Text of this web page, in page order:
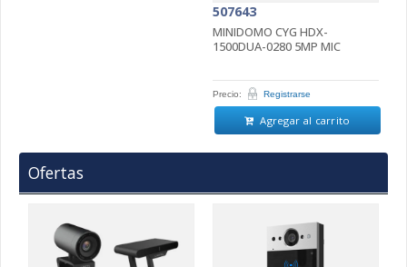
507643
MINIDOMO CYG HDX-
1500DUA-0280 5MP MIC
Precio: Registrarse
Agregar al carrito
Ofertas